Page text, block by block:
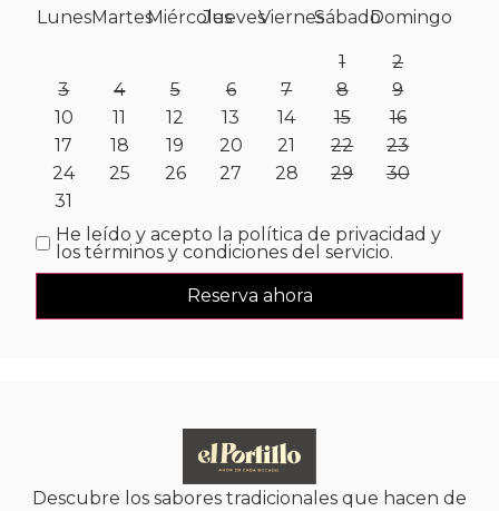
LunesMartesMiércolesJuevesViernesSábadoDomingo
1
2
3
4 5 6 7 8
9
10
11 12 13 14 15
16
17
18 19 20 21 22
23
24
25 26 27 28 29
30
31
He leído y acepto la política de privacidad y
los términos y condiciones del servicio.
Reserva ahora
Descubre los sabores tradicionales que hacen de